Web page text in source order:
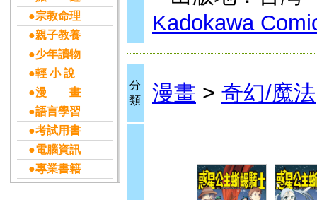
●宗教命理
●親子教養
●少年讀物
●輕 小 說
●漫 畫
●語言學習
●考試用書
●電腦資訊
●專業書籍
Kadokawa
分
類
漫畫 > 奇幻/魔法